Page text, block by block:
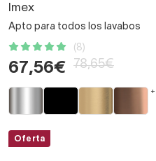
Imex
Apto para todos los lavabos
(8)
67,56€ 78,65€
+
Oferta